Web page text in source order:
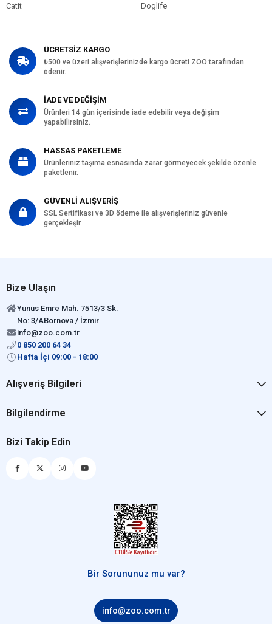
Tahıl Oranı
Kedi Özel
Gereksinim
Kısırlaştırılmış
Kedi Maması
Paket Boyutu
6-10 kg
Catit
Doglife
ÜCRETSİZ KARGO
₺500 ve üzeri alışverişlerinizde kargo ücreti ZOO tarafından
ödenir.
İADE VE DEĞİŞİM
Ürünleri 14 gün içerisinde iade edebilir veya değişim
yapabilirsiniz.
HASSAS PAKETLEME
Ürünleriniz taşıma esnasında zarar görmeyecek şekilde özenle
paketlenir.
GÜVENLİ ALIŞVERİŞ
SSL Sertifikası ve 3D ödeme ile alışverişleriniz güvenle
gerçekleşir.
Bize Ulaşın
Yunus Emre Mah. 7513/3 Sk.
No: 3/ABornova / İzmir
info@zoo.com.tr
0 850 200 64 34
Hafta İçi 09:00 - 18:00
Alışveriş Bilgileri
Bilgilendirme
Bizi Takip Edin
Bir Sorununuz mu var?
info@zoo.com.tr